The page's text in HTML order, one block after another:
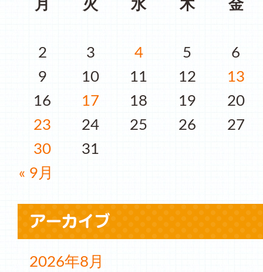
月
火 水 木 金
« 9月
2 3 4 5
6
9
10 11 12
13
16
17 18 19
20
23
24 25 26
27
30
31
2026年8月